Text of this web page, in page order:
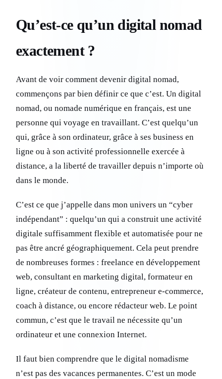
Qu’est-ce qu’un digital nomad
exactement ?
Avant de voir comment devenir digital nomad,
commençons par bien définir ce que c’est. Un digital
nomad, ou nomade numérique en français, est une
personne qui voyage en travaillant. C’est quelqu’un
qui, grâce à son ordinateur, grâce à ses business en
ligne ou à son activité professionnelle exercée à
distance, a la liberté de travailler depuis n’importe où
dans le monde.
C’est ce que j’appelle dans mon univers un “cyber
indépendant” : quelqu’un qui a construit une activité
digitale suffisamment flexible et automatisée pour ne
pas être ancré géographiquement. Cela peut prendre
de nombreuses formes : freelance en développement
web, consultant en marketing digital, formateur en
ligne, créateur de contenu, entrepreneur e-commerce,
coach à distance, ou encore rédacteur web. Le point
commun, c’est que le travail ne nécessite qu’un
ordinateur et une connexion Internet.
Il faut bien comprendre que le digital nomadisme
n’est pas des vacances permanentes. C’est un mode